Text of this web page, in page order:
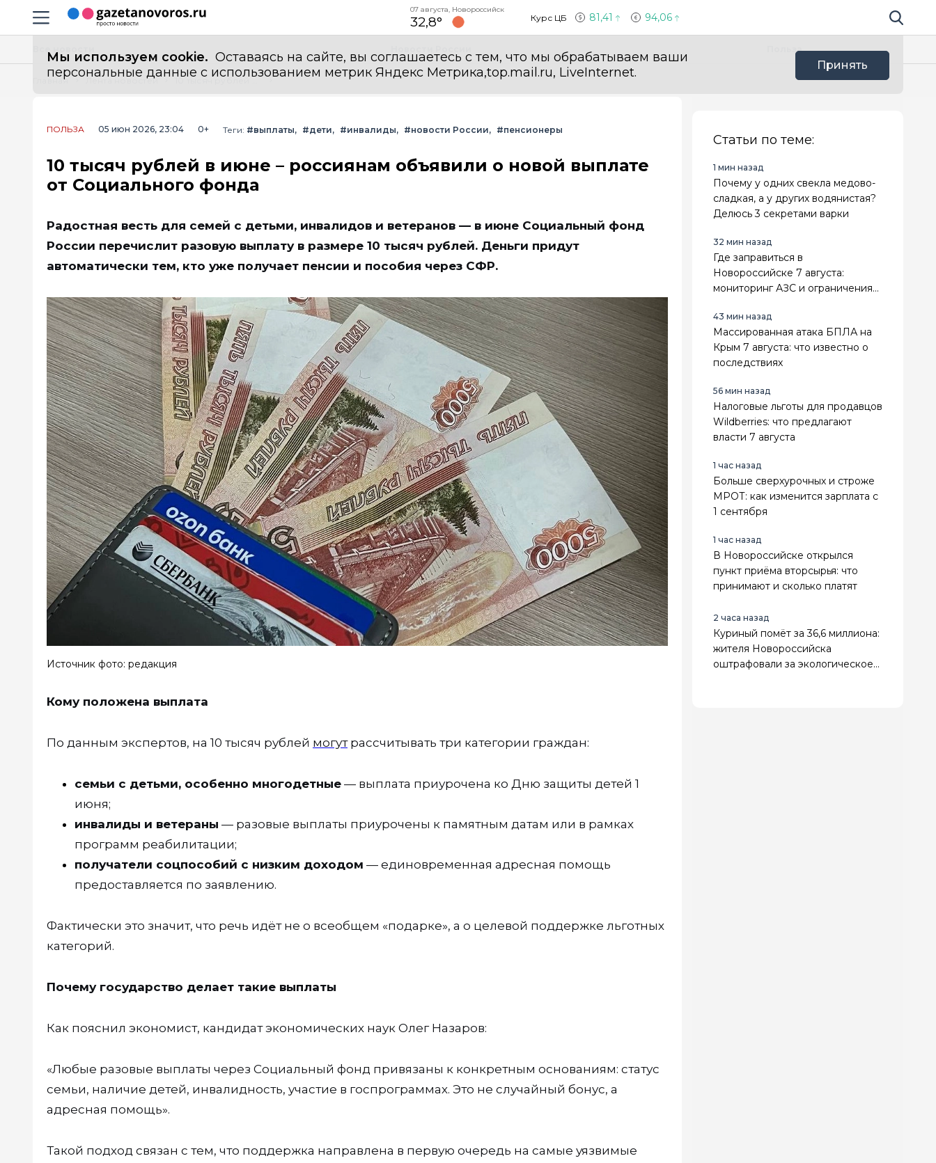
Навигация сайта
07 августа, Новороссийск
32,8° Курс ЦБ 81,41 94,06 Поиск по
Мы используем cookie. Оставаясь на сайте, вы соглашаетесь с тем, что мы обрабатываем ваши
персональные данные с использованием метрик Яндекс Метрика,top.mail.ru, LiveInternet.
Принять
Польза
Главная Лента новостей 10 тысяч рублей в июне – россиянам объявили о новой выплате от Социального фонда
ПОЛЬЗА 05 июн 2026, 23:04 0+ Теги: #выплаты #дети #инвалиды #новости России #пенсионеры
10 тысяч рублей в июне – россиянам объявили о новой выплате
от Социального фонда
Радостная весть для семей с детьми, инвалидов и ветеранов — в июне Социальный фонд
России перечислит разовую выплату в размере 10 тысяч рублей. Деньги придут
автоматически тем, кто уже получает пенсии и пособия через СФР.
Источник фото: редакция
Кому положена выплата
По данным экспертов, на 10 тысяч рублей могутрассчитывать три категории граждан:
семьи с детьми, особенно многодетные — выплата приурочена ко Дню защиты детей 1
июня;
инвалиды и ветераны — разовые выплаты приурочены к памятным датам или в рамках
программ реабилитации;
получатели соцпособий с низким доходом — единовременная адресная помощь
предоставляется по заявлению.
Фактически это значит, что речь идёт не о всеобщем «подарке», а о целевой поддержке льготных
категорий.
Почему государство делает такие выплаты
Как пояснил экономист, кандидат экономических наук Олег Назаров:
«Любые разовые выплаты через Социальный фонд привязаны к конкретным основаниям: статус
семьи, наличие детей, инвалидность, участие в госпрограммах. Это не случайный бонус, а
адресная помощь».
Такой подход связан с тем, что поддержка направлена в первую очередь на самые уязвимые
Статьи по теме:
1 мин назад
Почему у одних свекла медово-
сладкая, а у других водянистая?
Делюсь 3 секретами варки
32 мин назад
Где заправиться в
Новороссийске 7 августа:
мониторинг АЗС и ограничения
43 мин назад
Массированная атака БПЛА на
Крым 7 августа: что известно о
последствиях
56 мин назад
Налоговые льготы для продавцов
Wildberries: что предлагают
власти 7 августа
1 час назад
Больше сверхурочных и строже
МРОТ: как изменится зарплата с
1 сентября
1 час назад
В Новороссийске открылся
пункт приёма вторсырья: что
принимают и сколько платят
2 часа назад
Куриный помёт за 36,6 миллиона:
жителя Новороссийска
оштрафовали за экологическое